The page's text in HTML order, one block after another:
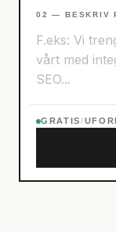
02 — BESKRIV
GRATIS/